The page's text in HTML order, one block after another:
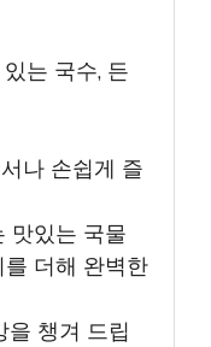
는 국수, 든
나 손쉽게 즐
맛있는 국물
더해 완벽한
을 챙겨 드립